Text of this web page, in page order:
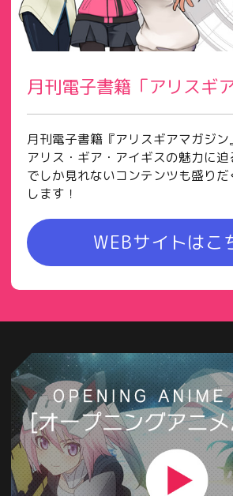
月刊電子書籍「アリスギ
月刊電子書籍『アリスギアマガジン
アリス・ギア・アイギスの魅力に迫
でしか見れないコンテンツも盛り
します！
WEBサイトはこ